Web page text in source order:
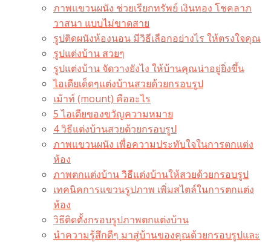
ภาพแขวนผนัง ช่วยเรียกทรัพย์ เงินทอง โชคลาภ
วาสนา แบบไม่ขาดสาย
รูปติดผนังห้องนอน มีวิธีเลือกอย่างไร ให้ตรงใจคุณ
รูปแต่งบ้าน สวยๆ
รูปแต่งบ้าน จัดวางยังไง ให้บ้านคุณน่าอยู่ยิ่งขึ้น
ไอเดียเด็ดๆแต่งบ้านสวยด้วยกรอบรูป
เม้าท์ (mount) คืออะไร​
5 ไอเดียของขวัญความหมาย
4 วิธีแต่งบ้านสวยด้วยกรอบรูป
ภาพแขวนผนัง เพื่อความประทับใจในการตกแต่ง
ห้อง
ภาพตกแต่งบ้าน วิธีแต่งบ้านให้สวยด้วยกรอบรูป
เทคนิคการแขวนรูปภาพ เพิ่มสไตล์ในการตกแต่ง
ห้อง
วิธีติดตั้งกรอบรูปภาพตกแต่งบ้าน
นำความรู้สึกดีๆ มาสู่บ้านของคุณด้วยกรอบรูปและ